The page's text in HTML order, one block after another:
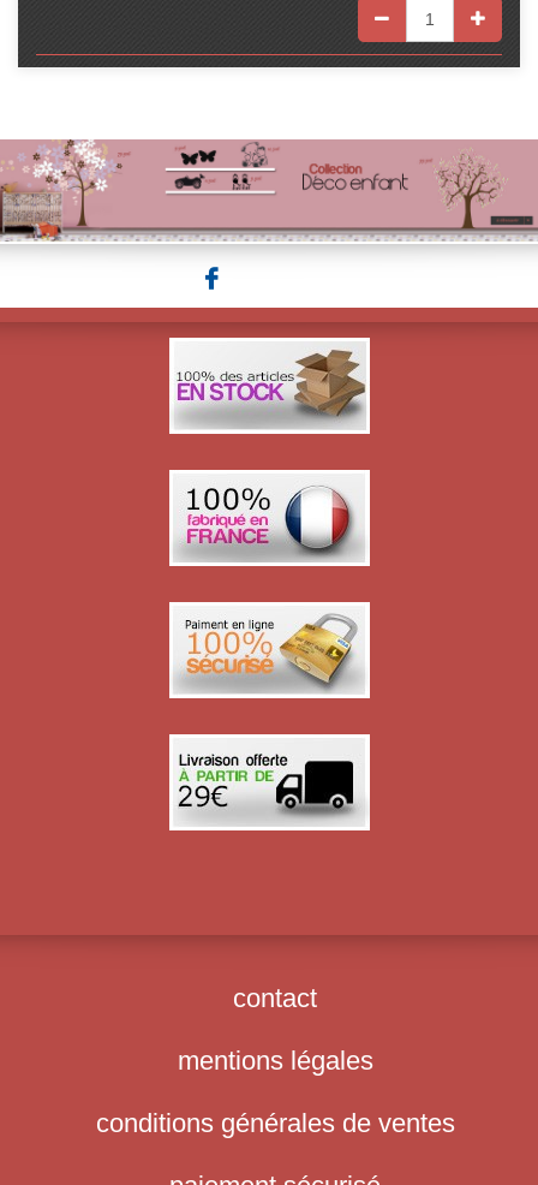
contact
mentions légales
conditions générales de ventes